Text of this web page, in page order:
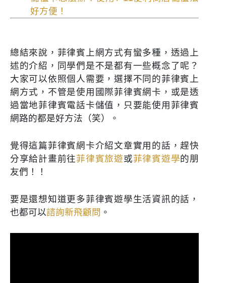
好方便！
總結來說，菲律賓上網方式有蠻多種，透過上
述的介紹，同學們是不是都有一些概念了呢？
大家可以依照個人需要，選擇不同的菲律賓上
網方式，不管是使用國際菲律賓網卡，或是透
過當地菲律賓電話卡儲值，只要能使用菲律賓
網路的都是好方法（笑）。
覺得這篇菲律賓網卡介紹文章實用的話，趕快
分享給計畫前往菲律賓旅遊或菲律賓遊學的朋
友們！！
要是還想知道更多菲律賓遊學生活資訊的話，
也都可以諮詢新飛顧問 。